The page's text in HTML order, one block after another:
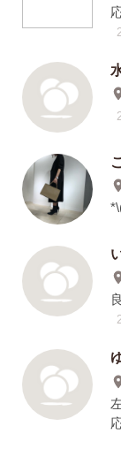
こ